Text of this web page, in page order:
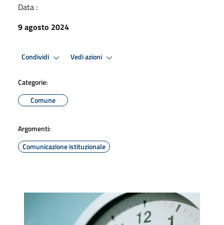
Data :
9 agosto 2024
Condividi Vedi azioni
Categorie:
Comune
Argomenti:
Comunicazione istituzionale